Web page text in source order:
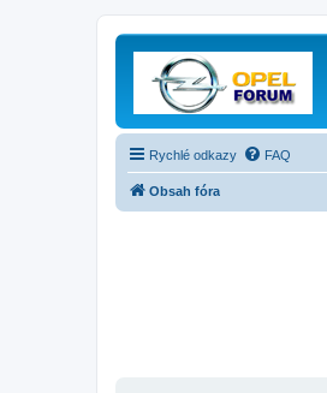
Rychlé odkazy FAQ
Obsah fóra